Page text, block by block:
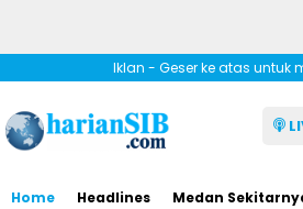
Iklan - Geser ke atas untuk
Home Headlines Medan